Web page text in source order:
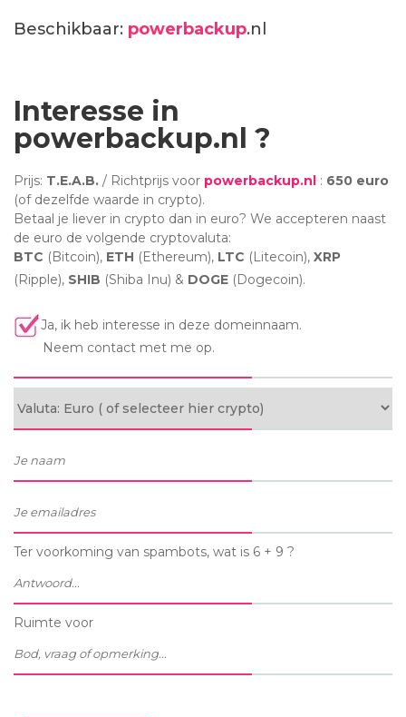
Beschikbaar: powerbackup.nl
Interesse in
powerbackup.nl ?
Prijs: T.E.A.B. / Richtprijs voor powerbackup.nl : 650 euro
(of dezelfde waarde in crypto).
Betaal je liever in crypto dan in euro? We accepteren naast
de euro de volgende cryptovaluta:
BTC (Bitcoin), ETH (Ethereum), LTC (Litecoin), XRP
(Ripple), SHIB (Shiba Inu) & DOGE (Dogecoin).
Ja, ik heb interesse in deze domeinnaam.
Neem contact met me op.
Ter voorkoming van spambots, wat is 6 + 9 ?
Ruimte voor